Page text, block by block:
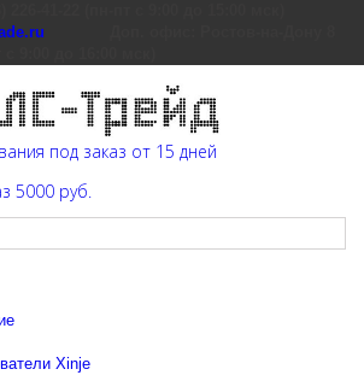
под заказ от 15 дней
5000 руб.
Xinje